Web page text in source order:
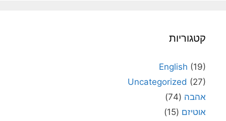
קטגוריות
English (19)
Uncategorized (27)
אהבה (74)
אוטיזם (15)